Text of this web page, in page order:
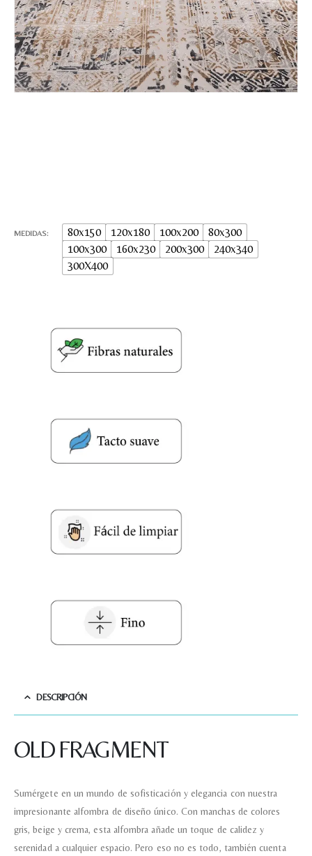
MEDIDAS 80x150 120x180 100x200
80x300
100x300
160x230 200x300
240x340
300X400
DESCRIPCIÓN
OLD FRAGMENT
Sumérgete en un mundo de sofisticación y elegancia con nuestra
impresionante alfombra de diseño único. Con manchas de colores
gris, beige y crema, esta alfombra añade un toque de calidez y
serenidad a cualquier espacio. Pero eso no es todo, también cuenta
Nombre y apellido*
Correo electronico
Acuerdo RGPD*
esta web almacene la
información que envío para que
Recibir mi oferta